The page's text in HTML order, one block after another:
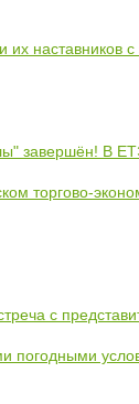
наставников
завершён! В
торгово-
с
погодными